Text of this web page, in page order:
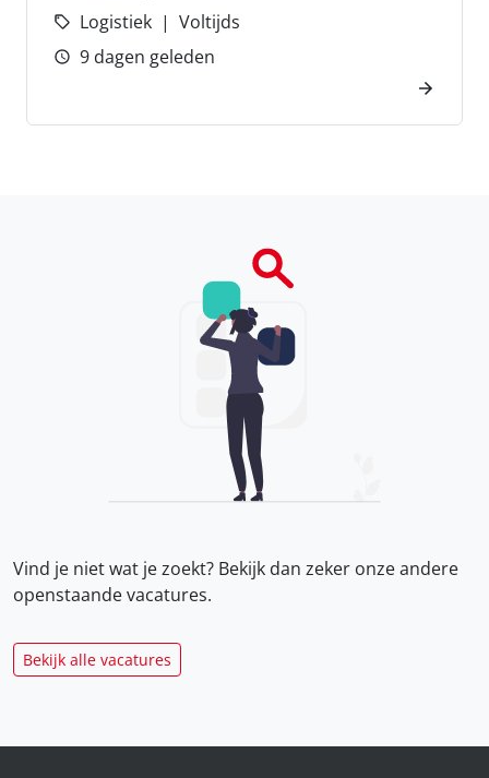
Logistiek
Voltijds
9 dagen geleden
Vind je niet wat je zoekt? Bekijk dan zeker onzeandere
openstaande vacatures.
Bekijk alle vacatures